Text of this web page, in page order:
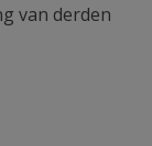
van derden